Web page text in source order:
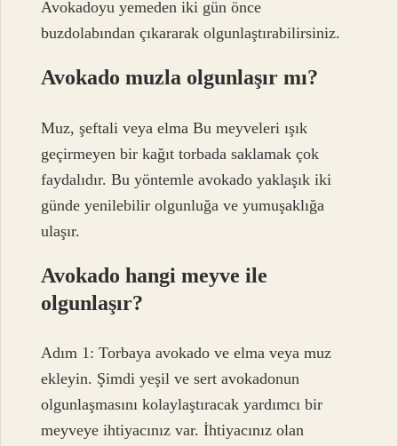
Avokadoyu yemeden iki gün önce
buzdolabından çıkararak olgunlaştırabilirsiniz.
Avokado muzla olgunlaşır mı?
Muz, şeftali veya elma Bu meyveleri ışık
geçirmeyen bir kağıt torbada saklamak çok
faydalıdır. Bu yöntemle avokado yaklaşık iki
günde yenilebilir olgunluğa ve yumuşaklığa
ulaşır.
Avokado hangi meyve ile
olgunlaşır?
Adım 1: Torbaya avokado ve elma veya muz
ekleyin. Şimdi yeşil ve sert avokadonun
olgunlaşmasını kolaylaştıracak yardımcı bir
meyveye ihtiyacınız var. İhtiyacınız olan